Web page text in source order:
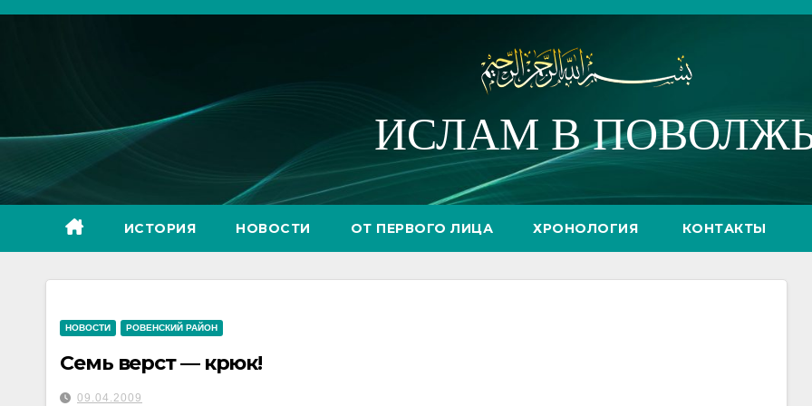
Перейти
ИСЛАМ В
ИСТОРИЯ НОВОСТИ ОТ ПЕРВОГО ЛИЦА ХРОНОЛОГИЯ КОНТАКТЫ
НОВОСТИ РОВЕНСКИЙ РАЙОН
Семь верст — крюк!
09.04.2009